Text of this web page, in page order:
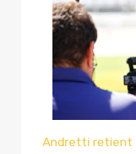
Andretti retient